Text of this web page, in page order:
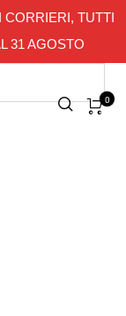
CORRIERI, TUTTI
31 AGOSTO
0